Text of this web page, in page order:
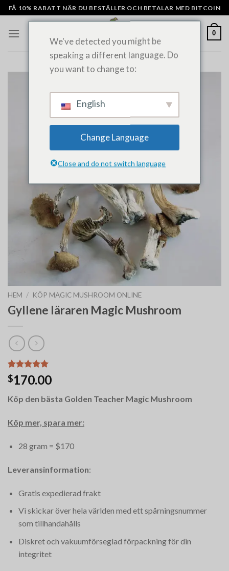
Hoppa
till
innehåll
FÅ 10% RABATT NÄR DU BESTÄLLER OCH BETALAR MED BITCOIN
0
HEM / KÖP MAGIC MUSHROOM ONLINE
Gyllene läraren Magic Mushroom
Betygsatt
5.00av 5
12
kundrecensioner
$170.00
Köp den bästa Golden Teacher Magic Mushroom
Köp mer, spara mer:
28 gram = $170
Leveransinformation:
Gratis expedierad frakt
Vi skickar över hela världen med ett spårningsnummer
som tillhandahålls
Diskret och vakuumförseglad förpackning för din
integritet
We've detected you might be
speaking a different language. Do
you want to change to:
English
Change Language
Close and do not switch language